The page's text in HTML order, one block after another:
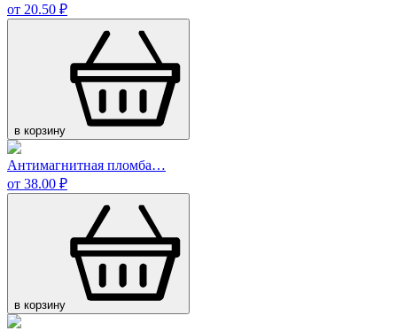
от 20.50 ₽
в корзину
Антимагнитная пломба…
от 38.00 ₽
в корзину